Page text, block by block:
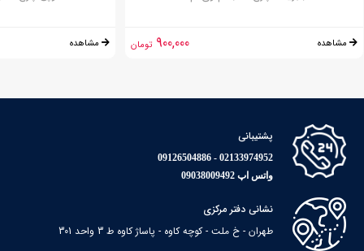
مشاهده 900,000 تومان مشاهده
پشتیبانی
02133974952 - 09126504886
واتس اپ 09038009492
نشانی دفتر مرکزی
طهران - خ ملت - کوچه کاوه - پاساژ کاوه ط 3 واحد 301